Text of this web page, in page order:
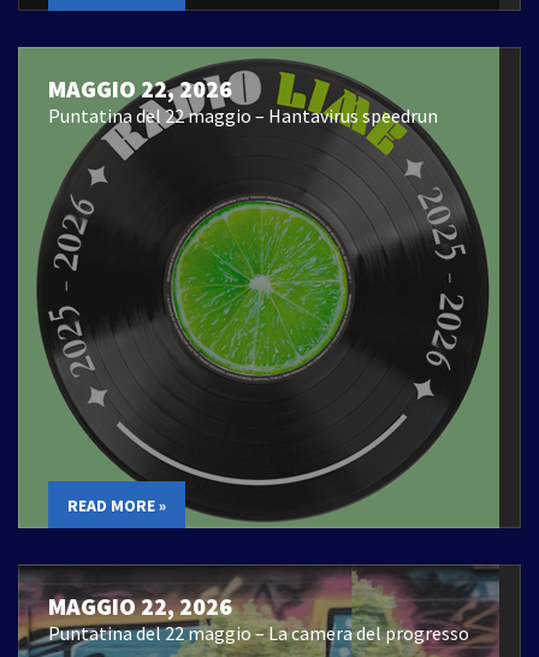
MAGGIO 22, 2026
Puntatina del 22 maggio – Hantavirus speedrun
READ MORE »
MAGGIO 22, 2026
Puntatina del 22 maggio – La camera del progresso